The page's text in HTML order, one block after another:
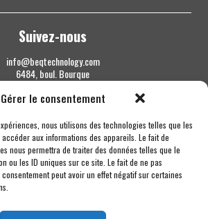
Gérer le consentement
nous utilisons des technologies telles que les
aux informations des appareils. Le fait de
nous permettra de traiter des données telles que le
ou les ID uniques sur ce site. Le fait de ne pas
peut avoir un effet négatif sur certaines
Suivez-nous
info@beqtechnology.com
6484, boul. Bourque
Sherbrooke QC J1N 1H3
1 844 427-7800